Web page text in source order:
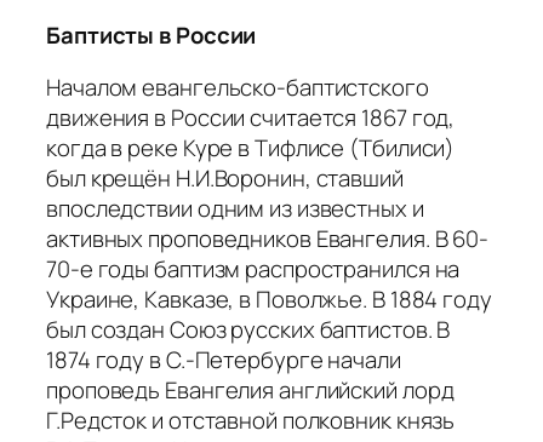
Баптисты в России
Началом евангельско-баптистского
движения в России считается 1867 год,
когда в реке Куре в Тифлисе (Тбилиси)
был крещён Н.И.Воронин, ставший
впоследствии одним из известных и
активных проповедников Евангелия. В 60-
70-е годы баптизм распространился на
Украине, Кавказе, в Поволжье. В 1884 году
был создан Союз русских баптистов. В
1874 году в С.-Петербурге начали
проповедь Евангелия английский лорд
Г.Редсток и отставной полковник князь